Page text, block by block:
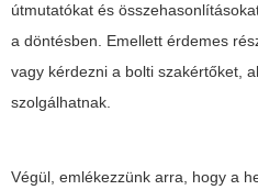
útmutatókat és
a döntésben. Emellett érdemes
vagy kérdezni a bolti szakértőket,
szolgálhatnak.
Végül, emlékezzünk arra, hogy a